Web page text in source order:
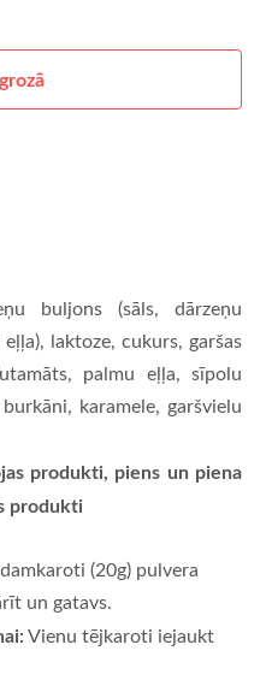
buljons (sāls, dārzeņu
laktoze, cukurs, garšas
palmu eļļa, sīpolu
karamele, garšvielu
produkti, piens un piena
produkti
(20g) pulvera
un gatavs.
Vienu tējkaroti iejaukt